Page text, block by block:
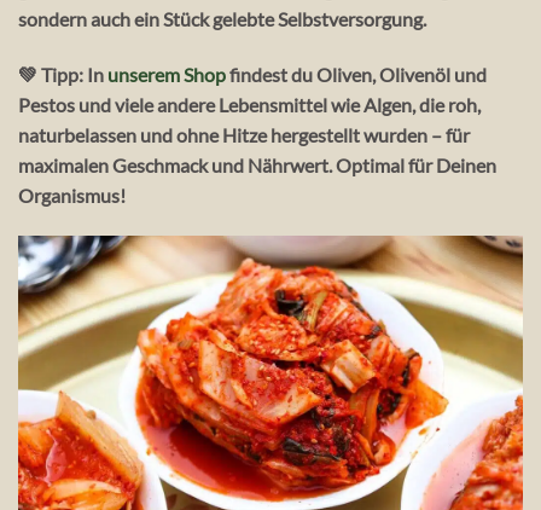
sondern auch ein Stück gelebte Selbstversorgung.
💚 Tipp: In unserem Shopfindest du Oliven, Olivenöl und
Pestos und viele andere Lebensmittel wie Algen, dieroh,
naturbelassen und ohne Hitzehergestellt wurden – für
maximalen Geschmack und Nährwert. Optimal für Deinen
Organismus!